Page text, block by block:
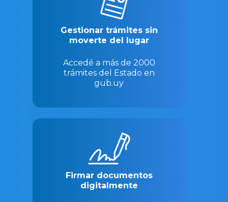
Gestionar trámites sin
moverte del lugar
Accedé a más de 2000
trámites del Estado en
gub.uy
Firmar documentos
digitalmente